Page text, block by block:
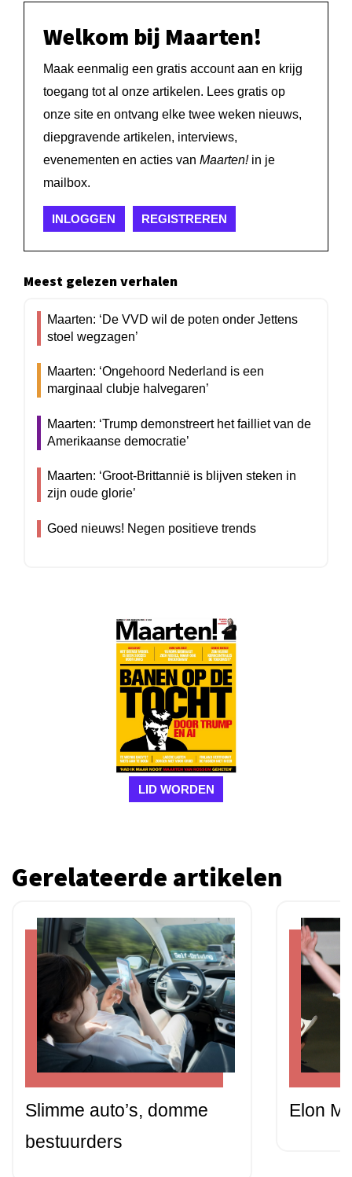
Welkom bij Maarten!
Maak eenmalig een gratis account aan en krijg
toegang tot al onze artikelen. Lees gratis op
onze site en ontvang elke twee weken nieuws,
diepgravende artikelen, interviews,
evenementen en acties van Maarten!in je
mailbox.
INLOGGEN REGISTREREN
Meest gelezen verhalen
Maarten: ‘De VVD wil de poten onder Jettens
stoel wegzagen’
Maarten: ‘Ongehoord Nederland is een
marginaal clubje halvegaren’
Maarten: ‘Trump demonstreert het failliet van de
Amerikaanse democratie’
Maarten: ‘Groot-Brittannië is blijven steken in
zijn oude glorie’
Goed nieuws! Negen positieve trends
LID WORDEN
Gerelateerde artikelen
Slimme auto’s, domme
bestuurders
Elon